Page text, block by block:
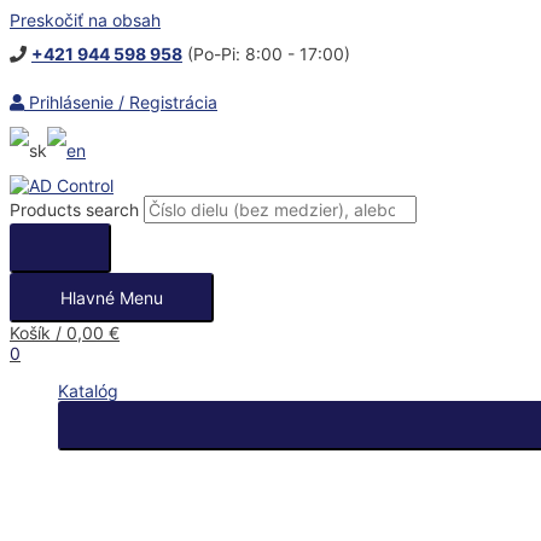
Preskočiť na obsah
+421 944 598 958 (Po-Pi: 8:00 - 17:00)
Prihlásenie / Registrácia
Products search
Hlavné Menu
Košík / 0,00 €
0
Katalóg